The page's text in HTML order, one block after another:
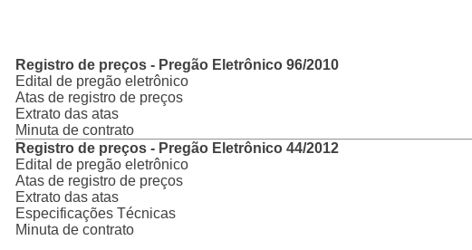
Registro de preços - Pregão Eletrônico 96/2010
Edital de pregão eletrônico
Atas de registro de preços
Extrato das atas
Minuta de contrato
Registro de preços - Pregão Eletrônico 44/2012
Edital de pregão eletrônico
Atas de registro de preços
Extrato das atas
Especificações Técnicas
Minuta de contrato